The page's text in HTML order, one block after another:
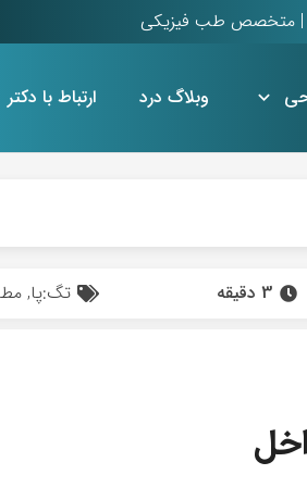
| متخصص طب فیزیکی
وبلاگ درد ارتباط با دکتر
3 دقیقه تگ:پا,